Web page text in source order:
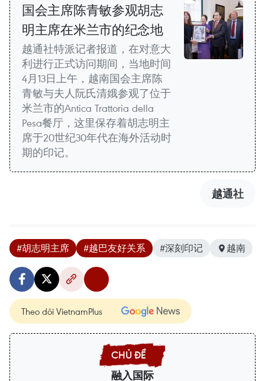
国会主席陈青敏参观胡志
明主席在米兰市的纪念地
越通社特派记者报道，在对意大
利进行正式访问期间，当地时间
4月13日上午，越南国会主席陈
青敏与夫人阮氏清娥参观了位于
米兰市的Antica Trattoria della
Pesa餐厅，这里保存着胡志明主
席于20世纪30年代在海外活动时
期的印记。
越通社
#胡志明主席 #越巴友好关系 #深刻印记 越南
Theo dõi VietnamPlus
融入国际